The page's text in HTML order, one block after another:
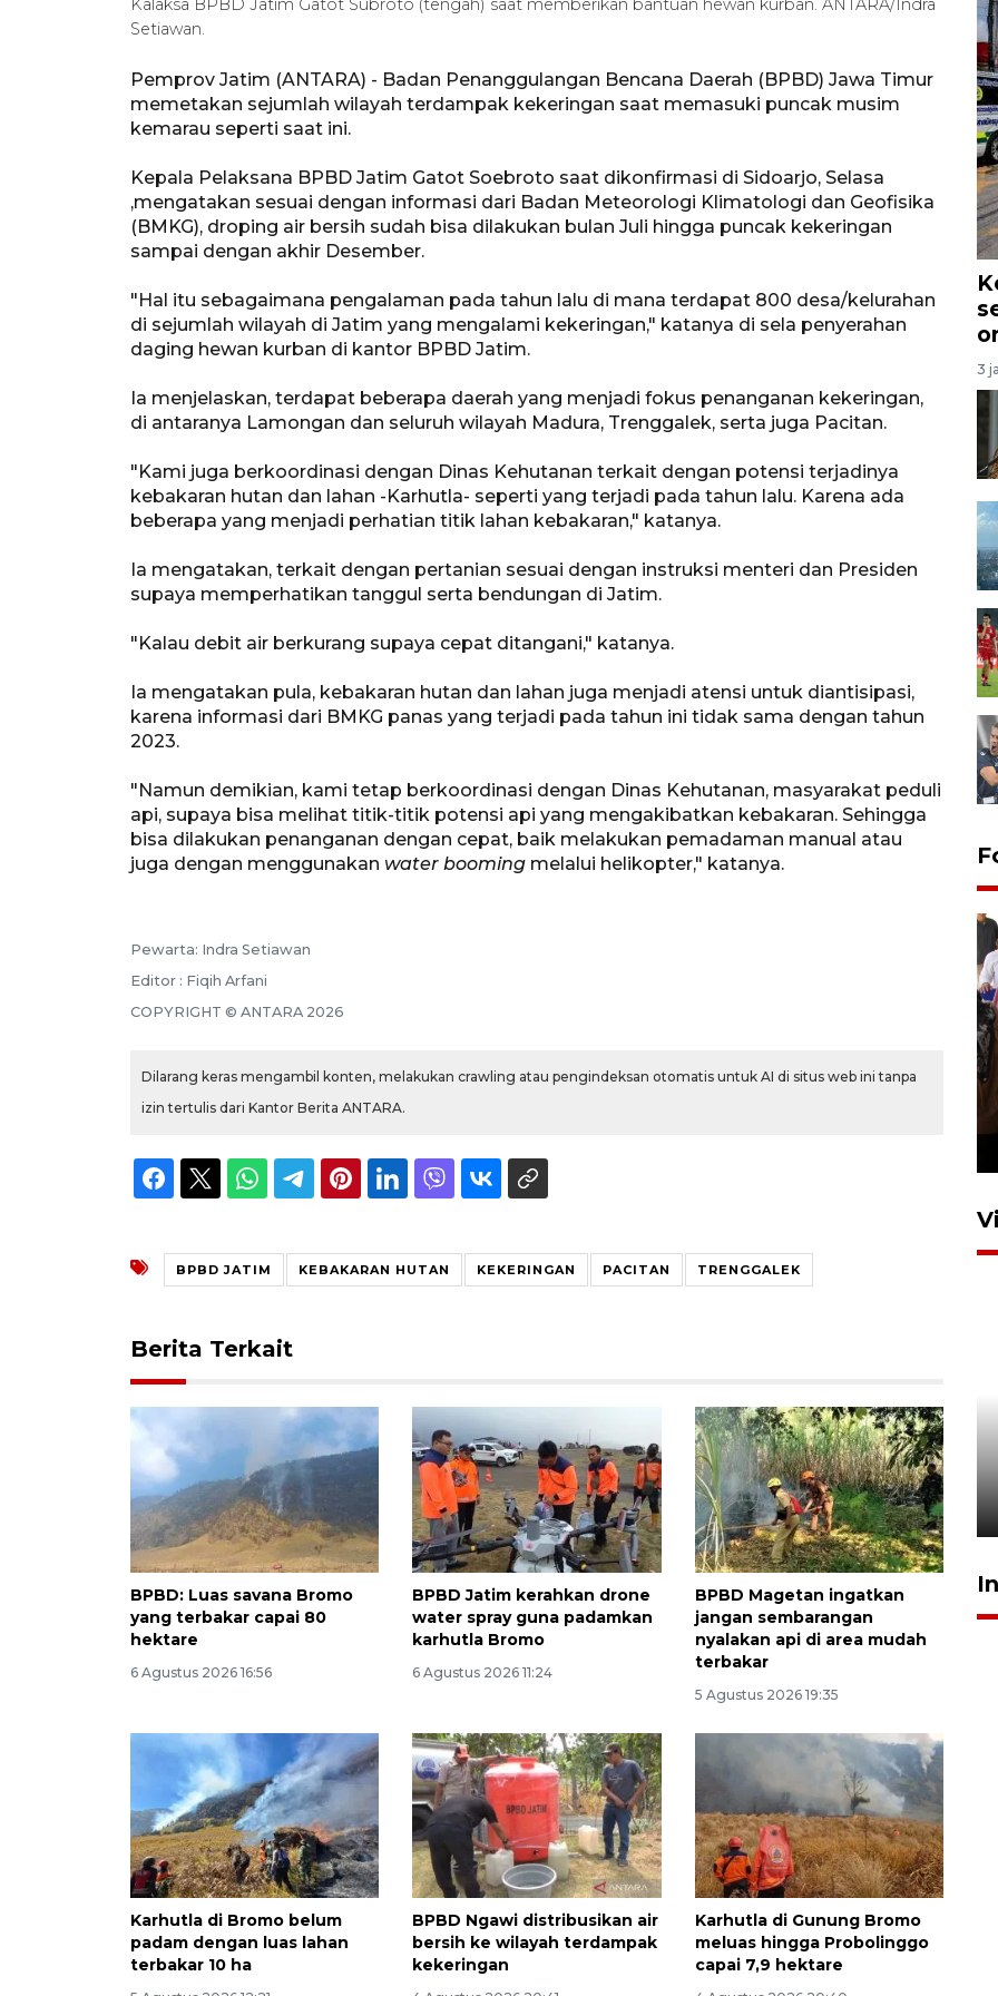
Kalaksa BPBD Jatim Gatot Subroto (tengah) saat memberikan bantuan hewan kurban. ANTARA/Indra
Setiawan.
Pemprov Jatim (ANTARA) - Badan Penanggulangan Bencana Daerah (BPBD) Jawa Timur
memetakan sejumlah wilayah terdampak kekeringan saat memasuki puncak musim
kemarau seperti saat ini.
Kepala Pelaksana BPBD Jatim Gatot Soebroto saat dikonfirmasi di Sidoarjo, Selasa
,mengatakan sesuai dengan informasi dari Badan Meteorologi Klimatologi dan Geofisika
(BMKG), droping air bersih sudah bisa dilakukan bulan Juli hingga puncak kekeringan
sampai dengan akhir Desember.
"Hal itu sebagaimana pengalaman pada tahun lalu di mana terdapat 800 desa/kelurahan
di sejumlah wilayah di Jatim yang mengalami kekeringan," katanya di sela penyerahan
daging hewan kurban di kantor BPBD Jatim.
Ia menjelaskan, terdapat beberapa daerah yang menjadi fokus penanganan kekeringan,
di antaranya Lamongan dan seluruh wilayah Madura, Trenggalek, serta juga Pacitan.
"Kami juga berkoordinasi dengan Dinas Kehutanan terkait dengan potensi terjadinya
kebakaran hutan dan lahan -Karhutla- seperti yang terjadi pada tahun lalu. Karena ada
beberapa yang menjadi perhatian titik lahan kebakaran," katanya.
Ia mengatakan, terkait dengan pertanian sesuai dengan instruksi menteri dan Presiden
supaya memperhatikan tanggul serta bendungan di Jatim.
"Kalau debit air berkurang supaya cepat ditangani," katanya.
Ia mengatakan pula, kebakaran hutan dan lahan juga menjadi atensi untuk diantisipasi,
karena informasi dari BMKG panas yang terjadi pada tahun ini tidak sama dengan tahun
2023.
"Namun demikian, kami tetap berkoordinasi dengan Dinas Kehutanan, masyarakat peduli
api, supaya bisa melihat titik-titik potensi api yang mengakibatkan kebakaran. Sehingga
bisa dilakukan penanganan dengan cepat, baik melakukan pemadaman manual atau
juga dengan menggunakan water booming melalui helikopter," katanya.
Pewarta: Indra Setiawan
Editor : Fiqih Arfani
COPYRIGHT © ANTARA 2026
Dilarang keras mengambil konten, melakukan crawling atau pengindeksan otomatis untuk AI di situs web ini tanpa
izin tertulis dari Kantor Berita ANTARA.
BPBD JATIM KEBAKARAN HUTAN KEKERINGAN PACITAN TRENGGALEK
Berita Terkait
BPBD: Luas savana Bromo
yang terbakar capai 80
hektare
6 Agustus 2026 16:56
BPBD Jatim kerahkan drone
water spray guna padamkan
karhutla Bromo
6 Agustus 2026 11:24
BPBD Magetan ingatkan
jangan sembarangan
nyalakan api di area mudah
terbakar
5 Agustus 2026 19:35
Karhutla di Bromo belum
padam dengan luas lahan
terbakar 10 ha
BPBD Ngawi distribusikan air
bersih ke wilayah terdampak
kekeringan
Karhutla di Gunung Bromo
meluas hingga Probolinggo
capai 7,9 hektare
3
Persebaya juara Piala
Bulog Ponorogo serap 8.600
ton jagung petani, 95 persen
dari target
5 Agustus 2026 19:33